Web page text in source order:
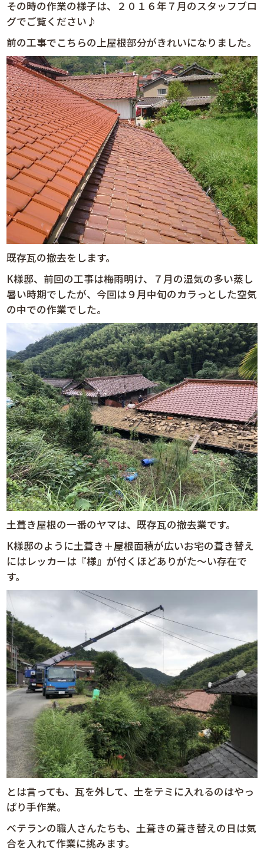
その時の作業の様子は、２０１６年７月のスタッフブロ
グでご覧ください♪
前の工事でこちらの上屋根部分がきれいになりました。
既存瓦の撤去をします。
K様邸、前回の工事は梅雨明け、７月の湿気の多い蒸し
暑い時期でしたが、今回は９月中旬のカラっとした空気
の中での作業でした。
土葺き屋根の一番のヤマは、既存瓦の撤去業です。
K様邸のように土葺き＋屋根面積が広いお宅の葺き替え
にはレッカーは『様』が付くほどありがた～い存在で
す。
とは言っても、瓦を外して、土をテミに入れるのはやっ
ぱり手作業。
ベテランの職人さんたちも、土葺きの葺き替えの日は気
合を入れて作業に挑みます。